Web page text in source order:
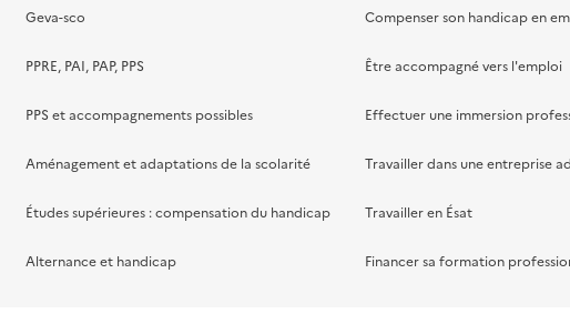
Geva-sco
PPRE, PAI, PAP, PPS
PPS et accompagnements possibles
Aménagement et adaptations de la scolarité
Études supérieures : compensation du handicap
Alternance et handicap
Compenser son handicap en
Être accompagné vers l'emploi
Effectuer une immersion
Travailler dans une entreprise
Travailler en Ésat
Financer sa formation